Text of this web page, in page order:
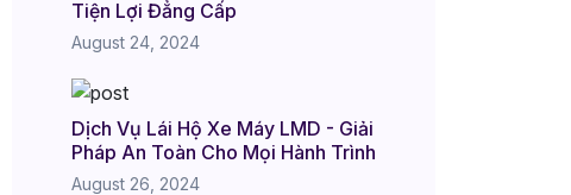
Tiện Lợi Đẳng Cấp
August 24, 2024
Dịch Vụ Lái Hộ Xe Máy LMD - Giải
Pháp An Toàn Cho Mọi Hành Trình
August 26, 2024